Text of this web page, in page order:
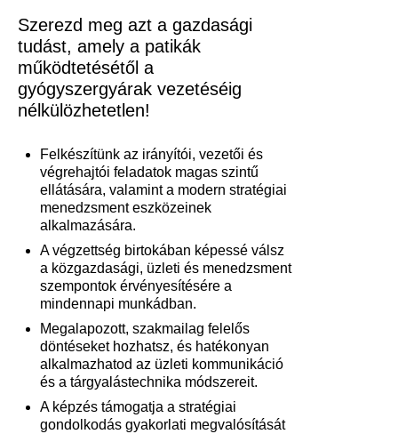
Szerezd meg azt a gazdasági
tudást, amely a patikák
működtetésétől a
gyógyszergyárak vezetéséig
nélkülözhetetlen!
Felkészítünk az irányítói, vezetői és
végrehajtói feladatok magas szintű
ellátására, valamint a modern stratégiai
menedzsment eszközeinek
alkalmazására.
A végzettség birtokában képessé válsz
a közgazdasági, üzleti és menedzsment
szempontok érvényesítésére a
mindennapi munkádban.
Megalapozott, szakmailag felelős
döntéseket hozhatsz, és hatékonyan
alkalmazhatod az üzleti kommunikáció
és a tárgyalástechnika módszereit.
A képzés támogatja a stratégiai
gondolkodás gyakorlati megvalósítását